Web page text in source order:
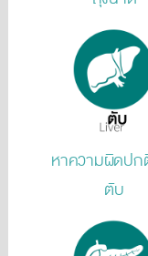
หาความผิดปก
ตับ